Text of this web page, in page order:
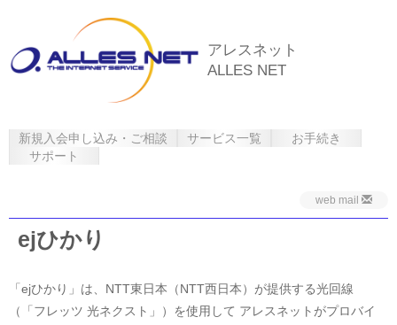
アレスネット
ALLES NET
新規入会申し込み・ご相談 サービス一覧
お手続き
サポート
web mail
ejひかり
「ejひかり」は、NTT東日本（NTT西日本）が提供する光回線
（「フレッツ 光ネクスト」）を使用して アレスネットがプロバイ